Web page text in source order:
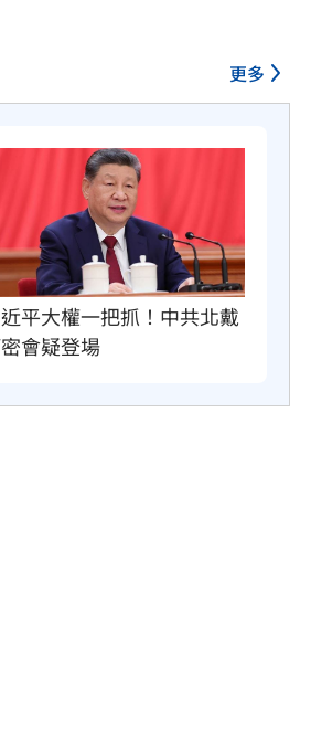
更多
平大權一把抓！中共北戴
會疑登場